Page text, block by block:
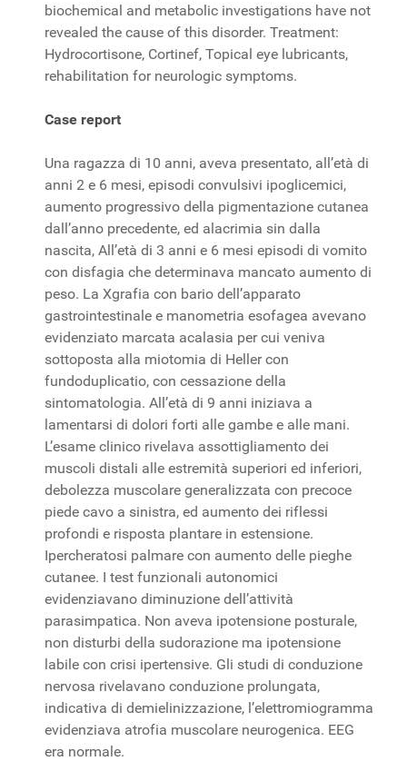
biochemical and metabolic investigations have not
revealed the cause of this disorder. Treatment:
Hydrocortisone, Cortinef, Topical eye lubricants,
rehabilitation for neurologic symptoms.
Case report
Una ragazza di 10 anni, aveva presentato, all’età di
anni 2 e 6 mesi, episodi convulsivi ipoglicemici,
aumento progressivo della pigmentazione cutanea
dall’anno precedente, ed alacrimia sin dalla
nascita, All’età di 3 anni e 6 mesi episodi di vomito
con disfagia che determinava mancato aumento di
peso. La Xgrafia con bario dell’apparato
gastrointestinale e manometria esofagea avevano
evidenziato marcata acalasia per cui veniva
sottoposta alla miotomia di Heller con
fundoduplicatio, con cessazione della
sintomatologia. All’età di 9 anni iniziava a
lamentarsi di dolori forti alle gambe e alle mani.
L’esame clinico rivelava assottigliamento dei
muscoli distali alle estremità superiori ed inferiori,
debolezza muscolare generalizzata con precoce
piede cavo a sinistra, ed aumento dei riflessi
profondi e risposta plantare in estensione.
Ipercheratosi palmare con aumento delle pieghe
cutanee. I test funzionali autonomici
evidenziavano diminuzione dell’attività
parasimpatica. Non aveva ipotensione posturale,
non disturbi della sudorazione ma ipotensione
labile con crisi ipertensive. Gli studi di conduzione
nervosa rivelavano conduzione prolungata,
indicativa di demielinizzazione, l’elettromiogramma
evidenziava atrofia muscolare neurogenica. EEG
era normale.